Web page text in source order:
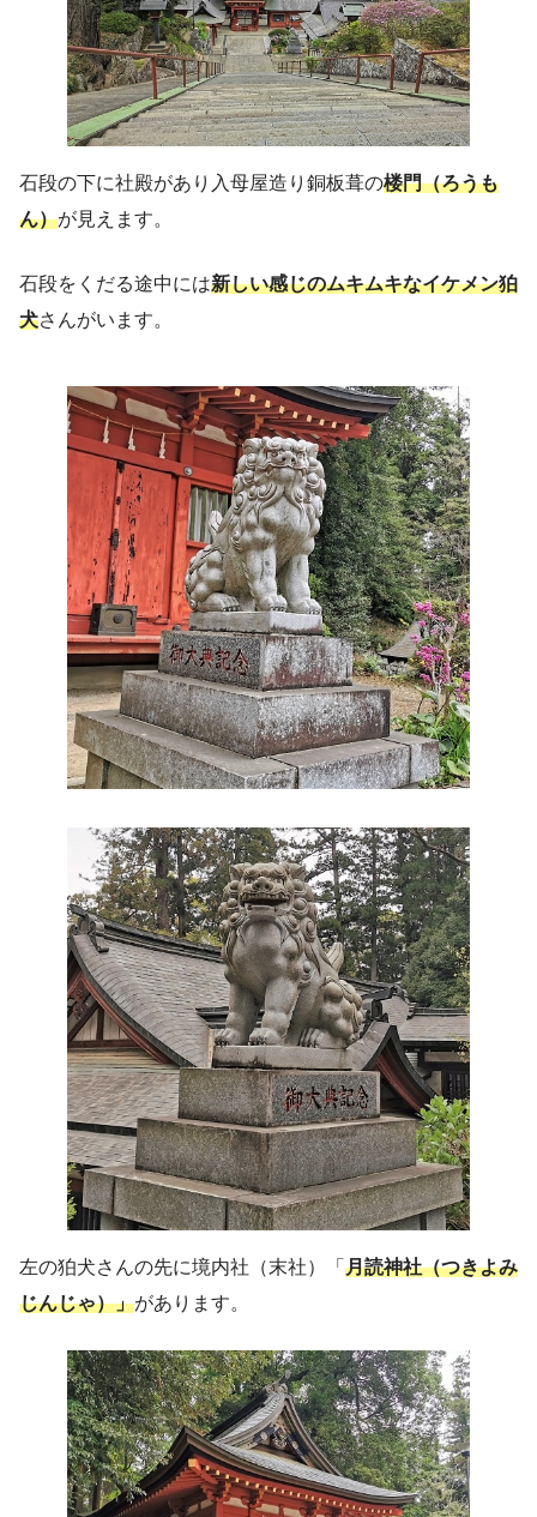
石段の下に社殿があり入母屋造り銅板葺の楼門（ろうも
ん）が見えます。
石段をくだる途中には新しい感じのムキムキなイケメン狛
犬さんがいます。
左の狛犬さんの先に境内社（末社）「 月読神社（つきよみ
じんじゃ）」があります。